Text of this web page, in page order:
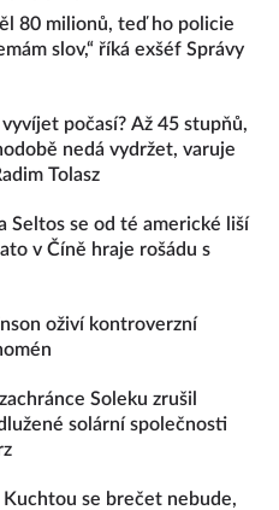
80 milionů, teď ho policie
slov,“ říká exšéf Správy
počasí? Až 45 stupňů,
nedá vydržet, varuje
Tolasz
Seltos se od té americké liší
v Číně hraje rošádu s
oživí kontroverzní
Soleku zrušil
solární společnosti
Kuchtou se brečet nebude,